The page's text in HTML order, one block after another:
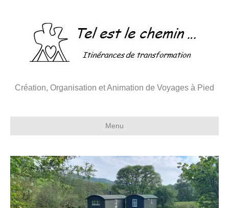
Création, Organisation et Animation de Voyages à Pied
Menu